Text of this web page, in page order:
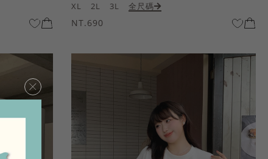
×
XL 2L 3L 全尺碼
NT.690